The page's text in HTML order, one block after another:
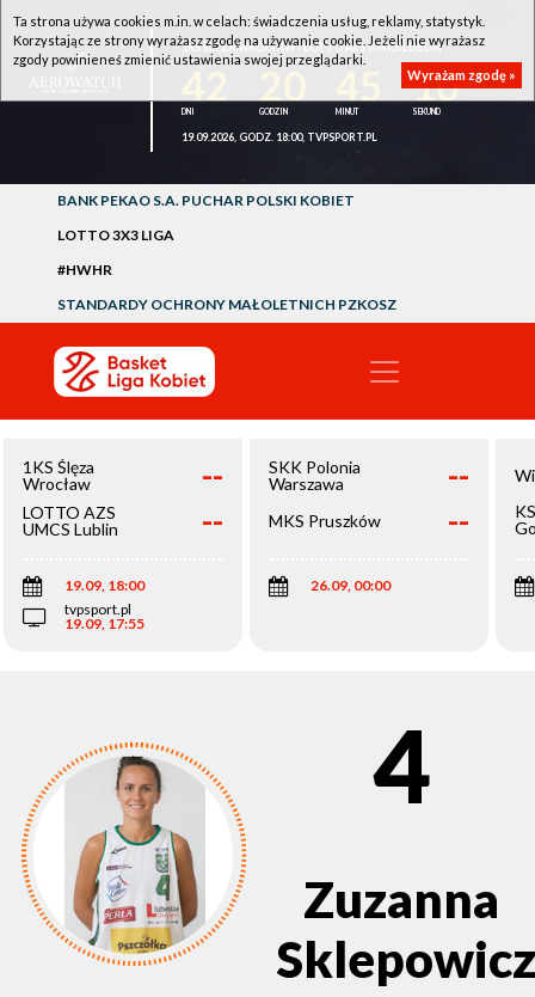
1KS ŚLĘZA WROCŁAW - LOTTO AZS UMCS LUBLIN
10
19.09.2026, GODZ. 18:00, TVPSPORT.PL
BANK PEKAO S.A. PUCHAR POLSKI KOBIET
LOTTO 3X3 LIGA
#HWHR
STANDARDY OCHRONY MAŁOLETNICH PZKOSZ
1KS Ślęza
Wrocław
--
LOTTO AZS
UMCS Lublin
--
19.09, 18:00
tvpsport.pl
19.09, 17:55
SKK Polonia
Warszawa
--
MKS Pruszków --
26.09, 00:00
4
Zuzanna
Sklepowicz
Ta strona używa cookies m.in. w celach: świadczenia usług, reklamy, statystyk.
Korzystając ze strony wyrażasz zgodę na używanie cookie. Jeżeli nie wyrażasz
zgody powinieneś zmienić ustawienia swojej przeglądarki.
Wyrażam zgodę »